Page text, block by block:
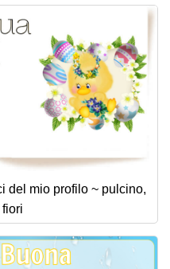
del mio profilo ~ pulcino,